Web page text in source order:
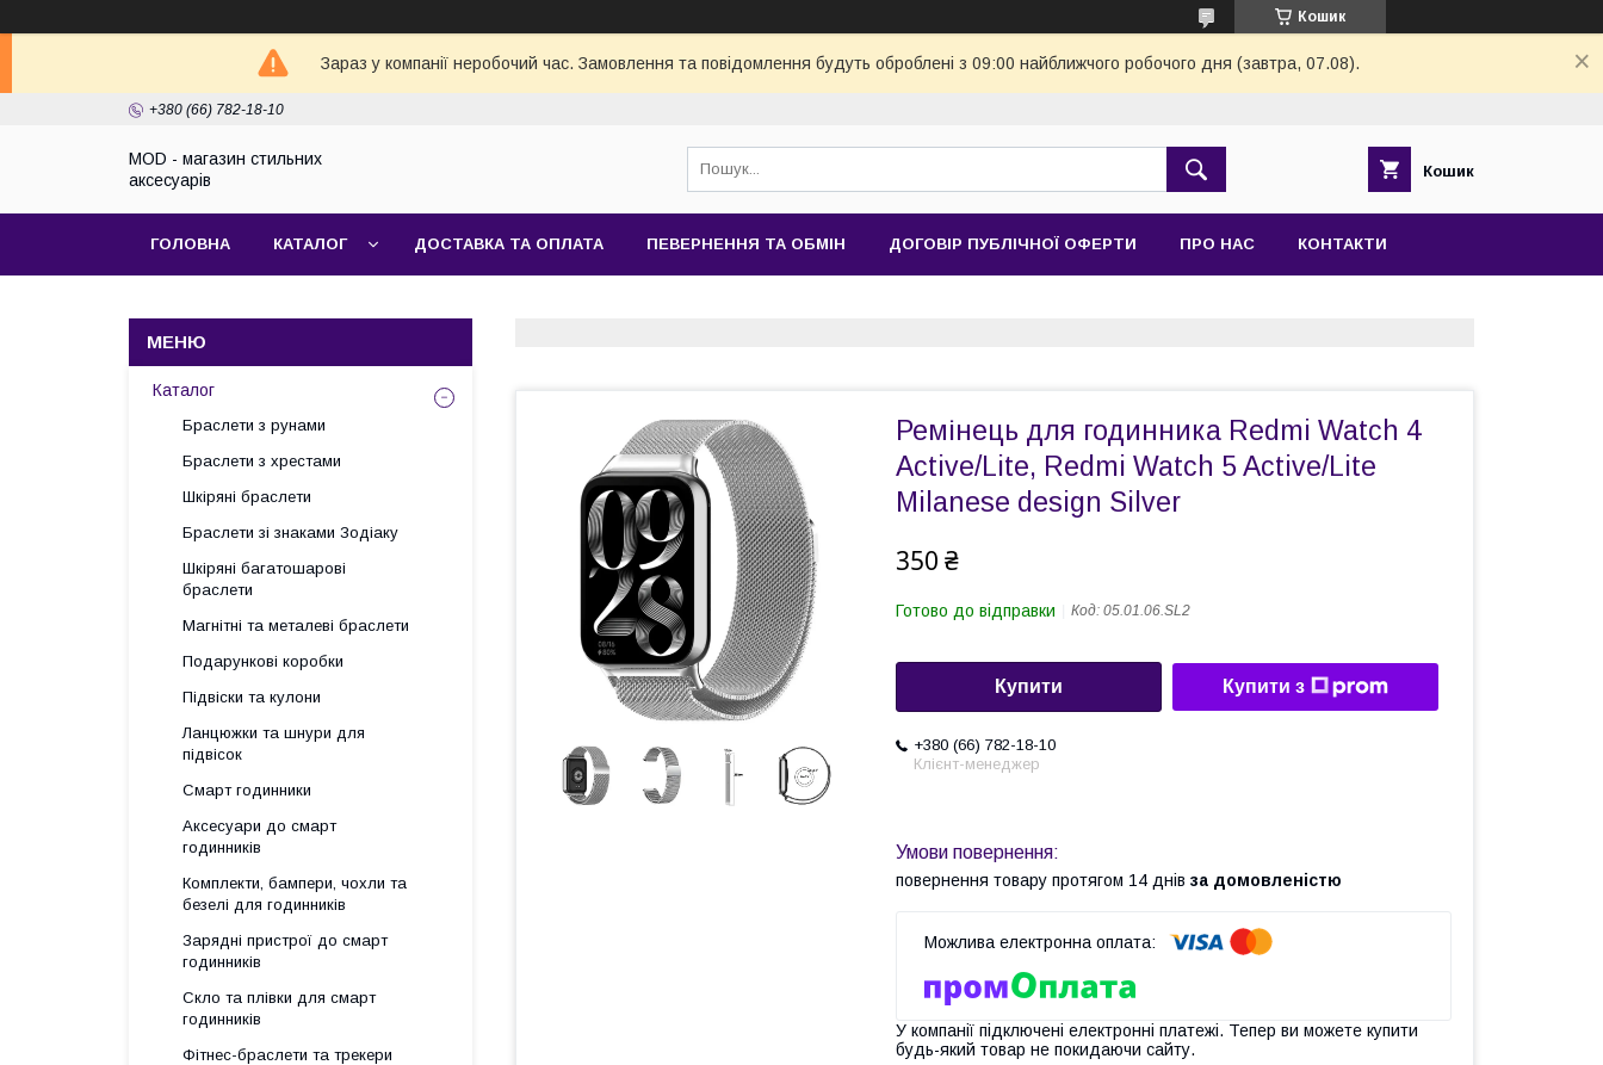
Кошик
Зараз у компанії неробочий час. Замовлення та повідомлення будуть оброблені з 09:00 найближчого робочого дня (завтра, 07.08).
+380 (66) 782-18-10
MOD - магазин стильних
аксесуарів
Кошик
ГОЛОВНА КАТАЛОГ ДОСТАВКА ТА ОПЛАТА ПЕВЕРНЕННЯ ТА ОБМІН ДОГОВІР ПУБЛІЧНОЇ ОФЕРТИ ПРО НАС КОНТАКТИ
Ремінець для годинника Redmi Watch 4
Active/Lite, Redmi Watch 5 Active/Lite
Milanese design Silver
350 ₴
Готово до відправки Код: 05.01.06.SL2
Купити Купити з
+380 (66) 782-18-10
Клієнт-менеджер
повернення товару протягом 14 днів за домовленістю
У компанії підключені електронні платежі. Тепер ви можете купити
будь-який товар не покидаючи сайту.
Каталог
Браслети з рунами
Браслети з хрестами
Шкіряні браслети
Браслети зі знаками Зодіаку
Шкіряні багатошарові
браслети
Магнітні та металеві браслети
Подарункові коробки
Підвіски та кулони
Ланцюжки та шнури для
підвісок
Смарт годинники
Аксесуари до смарт
годинників
Комплекти, бампери, чохли та
безелі для годинників
Зарядні пристрої до смарт
годинників
Скло та плівки для смарт
годинників
Фітнес-браслети та трекери